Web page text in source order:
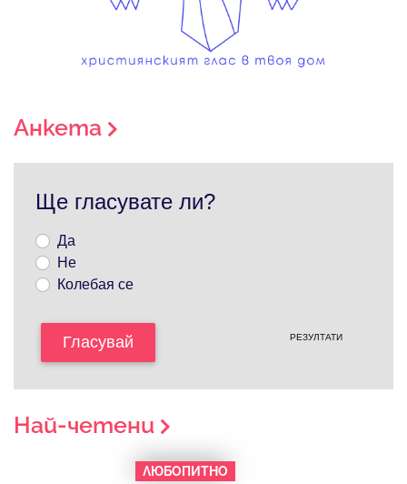
Анкета
Ще гласувате ли?
Да
Не
Колебая се
Гласувай РЕЗУЛТАТИ
Най-четени
ЛЮБОПИТНО